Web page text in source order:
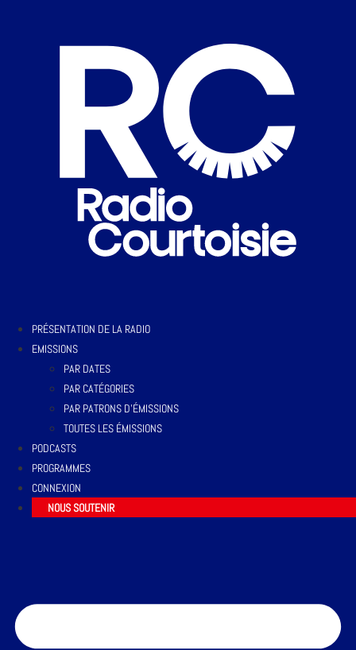
PRÉSENTATION DE LA RADIO
EMISSIONS
PAR DATES
PAR CATÉGORIES
PAR PATRONS D’ÉMISSIONS
TOUTES LES ÉMISSIONS
PODCASTS
PROGRAMMES
CONNEXION
NOUS SOUTENIR